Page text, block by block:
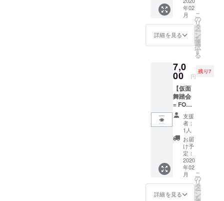
かる勢
いで受
け止め
て頂き
たい◎
しょう
♡ 時間
: 1時間
場所 :
北千住
より1時
間以内
※飲食店
に入る
場合
は、そ
こでの
費用も
ご負担
くださ
共の場
を使用
予定で
ンマス
クをつ
けて、
仮面舞
踏会い
たしま
う。舞
踏会と
書いて
ありま
すが実
質お茶
会で
す。 事
前に参
加され
る皆様
には話
したい
内容を
お聞き
しま
す。相
年02
月
詳細を見る
こ
の
リ
タ
ー
ン
を
選
択
す
る
7,0
00 円
残り7
【仮面
舞踏会
= FOR
MEN =
】 私が
いつも
つけて
いる
ヴェネ
チアン
マスク
をつけ
て、仮
面舞踏
支援
者：
1人
お届
け予
定：
2020
年02
月
詳細を見る
こ
の
リ
タ
ー
ン
を